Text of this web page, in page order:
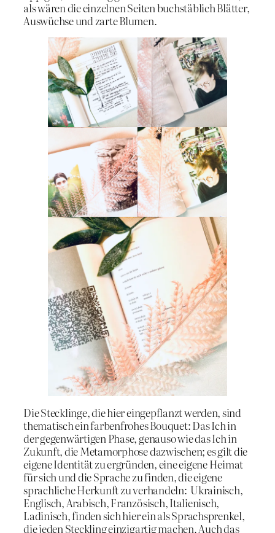
als wären die einzelnen Seiten buchstäblich Blätter,
Auswüchse und zarte Blumen.
Die Stecklinge, die hier eingepflanzt werden, sind
thematisch ein farbenfrohes Bouquet: Das Ich in
der gegenwärtigen Phase, genauso wie das Ich in
Zukunft, die Metamorphose dazwischen; es gilt die
eigene Identität zu ergründen, eine eigene Heimat
für sich und die Sprache zu finden, die eigene
sprachliche Herkunft zu verhandeln: Ukrainisch,
Englisch, Arabisch, Französisch, Italienisch,
Ladinisch, finden sich hier ein als Sprachsprenkel,
die jeden Steckling einzigartig machen. Auch das